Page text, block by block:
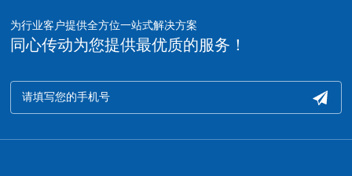
为行业客户提供全方位一站式解决方案
同心传动为您提供最优质的服务！